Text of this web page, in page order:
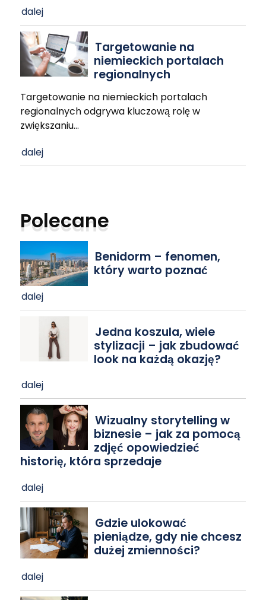
dalej
Targetowanie na
niemieckich portalach
regionalnych
Targetowanie na niemieckich portalach
regionalnych odgrywa kluczową rolę w
zwiększaniu…
dalej
Polecane
Benidorm – fenomen,
który warto poznać
dalej
Jedna koszula, wiele
stylizacji – jak zbudować
look na każdą okazję?
dalej
Wizualny storytelling w
biznesie – jak za pomocą
zdjęć opowiedzieć
historię, która sprzedaje
dalej
Gdzie ulokować
pieniądze, gdy nie chcesz
dużej zmienności?
dalej